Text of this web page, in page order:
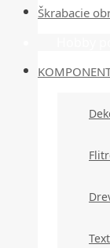
Škrabacie